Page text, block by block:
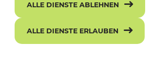
ALLE DIENSTE ABLEHNEN
ALLE DIENSTE ERLAUBEN